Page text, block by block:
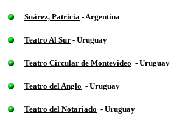
Suárez, Patricia - Argentina
Teatro Al Sur - Uruguay
Teatro Circular de Montevideo - Uruguay
Teatro del Anglo - Uruguay
Teatro del Notariado - Uruguay